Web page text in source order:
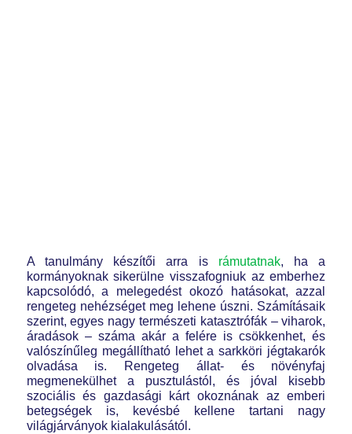
A tanulmány készítői arra is rámutatnak, ha a
kormányoknak sikerülne visszafogniuk az emberhez
kapcsolódó, a melegedést okozó hatásokat, azzal
rengeteg nehézséget meg lehene úszni. Számításaik
szerint, egyes nagy természeti katasztrófák – viharok,
áradások – száma akár a felére is csökkenhet, és
valószínűleg megállítható lehet a sarkköri jégtakarók
olvadása is. Rengeteg állat- és növényfaj
megmenekülhet a pusztulástól, és jóval kisebb
szociális és gazdasági kárt okoznának az emberi
betegségek is, kevésbé kellene tartani nagy
világjárványok kialakulásától.